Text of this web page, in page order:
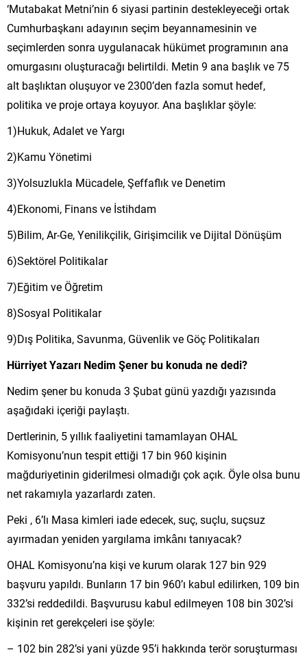
‘Mutabakat Metni’nin 6 siyasi partinin destekleyeceği ortak
Cumhurbaşkanı adayının seçim beyannamesinin ve
seçimlerden sonra uygulanacak hükümet programının ana
omurgasını oluşturacağı belirtildi. Metin 9 ana başlık ve 75
alt başlıktan oluşuyor ve 2300’den fazla somut hedef,
politika ve proje ortaya koyuyor. Ana başlıklar şöyle:
1)Hukuk, Adalet ve Yargı
2)Kamu Yönetimi
3)Yolsuzlukla Mücadele, Şeffaflık ve Denetim
4)Ekonomi, Finans ve İstihdam
5)Bilim, Ar-Ge, Yenilikçilik, Girişimcilik ve Dijital Dönüşüm
6)Sektörel Politikalar
7)Eğitim ve Öğretim
8)Sosyal Politikalar
9)Dış Politika, Savunma, Güvenlik ve Göç Politikaları
Hürriyet Yazarı Nedim Şener bu konuda ne dedi?
Nedim şener bu konuda 3 Şubat günü yazdığı yazısında
aşağıdaki içeriği paylaştı.
Dertlerinin, 5 yıllık faaliyetini tamamlayan OHAL
Komisyonu’nun tespit ettiği 17 bin 960 kişinin
mağduriyetinin giderilmesi olmadığı çok açık. Öyle olsa bunu
net rakamıyla yazarlardı zaten.
Peki , 6’lı Masa kimleri iade edecek, suç, suçlu, suçsuz
ayırmadan yeniden yargılama imkânı tanıyacak?
OHAL Komisyonu’na kişi ve kurum olarak 127 bin 929
başvuru yapıldı. Bunların 17 bin 960’ı kabul edilirken, 109 bin
332’si reddedildi. Başvurusu kabul edilmeyen 108 bin 302’si
kişinin ret gerekçeleri ise şöyle:
– 102 bin 282’si yani yüzde 95’i hakkında terör soruşturması